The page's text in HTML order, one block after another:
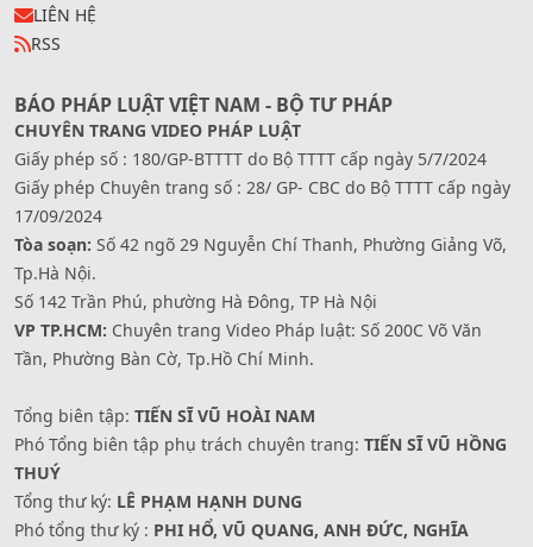
LIÊN HỆ
RSS
BÁO PHÁP LUẬT VIỆT NAM - BỘ TƯ PHÁP
CHUYÊN TRANG VIDEO PHÁP LUẬT
Giấy phép số : 180/GP-BTTTT do Bộ TTTT cấp ngày 5/7/2024
Giấy phép Chuyên trang số : 28/ GP- CBC do Bộ TTTT cấp ngày
17/09/2024
Tòa soạn: Số 42 ngõ 29 Nguyễn Chí Thanh, Phường Giảng Võ,
Tp.Hà Nội.
Số 142 Trần Phú, phường Hà Đông, TP Hà Nội
VP TP.HCM: Chuyên trang Video Pháp luật: Số 200C Võ Văn
Tần, Phường Bàn Cờ, Tp.Hồ Chí Minh.
Tổng biên tập: TIẾN SĨ VŨ HOÀI NAM
Phó Tổng biên tập phụ trách chuyên trang: TIẾN SĨ VŨ HỒNG
THUÝ
Tổng thư ký: LÊ PHẠM HẠNH DUNG
Phó tổng thư ký : PHI HỔ, VŨ QUANG, ANH ĐỨC, NGHĨA